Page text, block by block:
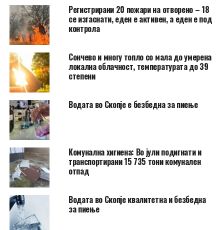
Регистрирани 20 пожари на отворено – 18
се изгаснати, еден е активен, а еден е под
контрола
Сончево и многу топло со мала до умерена
локална облачност, температурата до 39
степени
Водата во Скопје е безбедна за пиење
Комунална хигиена: Во јули подигнати и
транспортирани 15 735 тони комунален
отпад
Водата во Скопје квалитетна и безбедна
за пиење